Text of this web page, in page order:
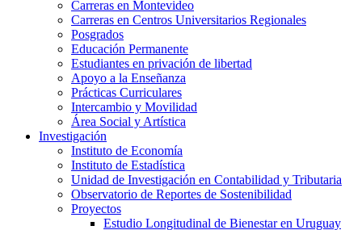
Carreras en Montevideo
Carreras en Centros Universitarios Regionales
Posgrados
Educación Permanente
Estudiantes en privación de libertad
Apoyo a la Enseñanza
Prácticas Curriculares
Intercambio y Movilidad
Área Social y Artística
Investigación
Instituto de Economía
Instituto de Estadística
Unidad de Investigación en Contabilidad y Tributaria
Observatorio de Reportes de Sostenibilidad
Proyectos
Estudio Longitudinal de Bienestar en Uruguay